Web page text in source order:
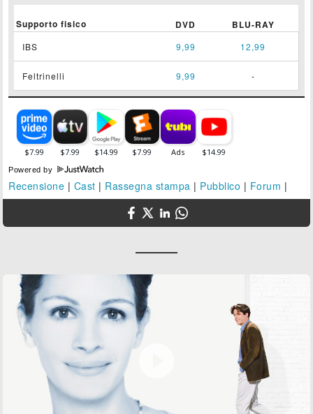
Supporto fisico DVD BLU-RAY
IBS 9,99 12,99
Feltrinelli 9,99 -
Powered by
Recensione | Cast | Rassegna stampa | Pubblico | Forum |
